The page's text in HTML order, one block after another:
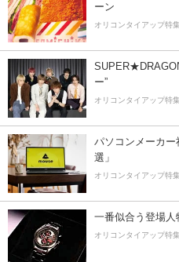
ーン
オリコンタイアップ特
ー”
オリコンタイアップ特
パソコンメーカ
選」
オリコンタイアップ特
一番似合う登場
オリコンタイアップ特